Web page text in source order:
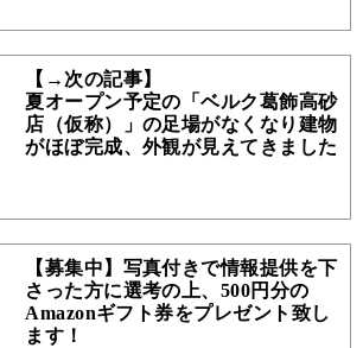
【→次の記事】
夏オープン予定の「ベルク葛飾高砂
店（仮称）」の足場がなくなり建物
がほぼ完成、外観が見えてきました
【募集中】写真付きで情報提供を下
さった方に選考の上、500円分の
Amazonギフト券をプレゼント致し
ます！